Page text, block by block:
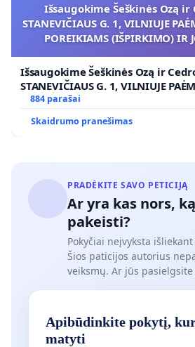
Išsaugokime Šeškinės Ozą ir
STANEVIČIAUS G. 1, VILNIUJE
POREIKIAMS (IŠPIRKIMO) IR
Išsaugokime Šeškinės Ozą ir
STANEVIČIAUS G. 1, VILNIUJE
POREIKIAMS (IŠPIRKIMO) IR JO
884 parašai
Skaidrumo pranešimas
PRADĖKITE SAVO PETICIJĄ
Ar yra kas nors,
pakeisti?
Pokyčiai neįvyksta
Šios paticijos autorius
veiksmų. Ar jūs
Apibūdinkite pokytį,
matyti